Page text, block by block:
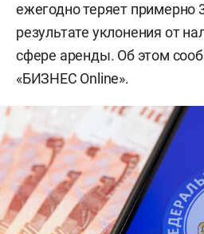
ежегодно теряет примерно
результате уклонения от
сфере аренды. Об этом
«БИЗНЕС Online».